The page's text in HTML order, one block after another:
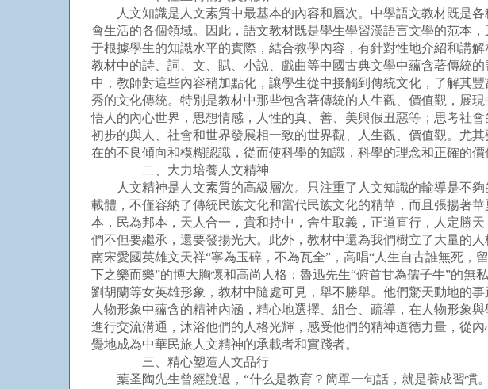
人文知識是人文素質中最基本的內容和層次。中學語文教材既是各
會生活的各個領域。因此，語文教材既是學生學習漢語言文學的范本
于根據學生的知識水平的實際，結合教學內容，有針對性地介紹和講
教材中的詩、詞、文、賦、小說、戲曲等中國古典文學中蘊含著傳統
中，教師對這些內容稍加點化，讓學生從中接觸到傳統文化，了解其
秀的文化傳統。特別是教材中那些包含著傳統的人生觀、價值觀，展
悟人的內心世界，思想情感，人性的真、善、美與假丑惡等；思考社
初步的與人、社會和世界發展相一致的世界觀、人生觀、價值觀。尤
在的不良傾向和模糊認識，從而使科學的知識，科學的理念和正確的
二、大力培養人文精神
人文精神是人文素質的高級層次。只注重了人文知識的輸導是不夠
載體，不僅容納了傳統民族文化和當代民族文化的精華，而且張揚著
本，民為邦本，天人合一，貴和持中，舍生取義，正道直行，人定勝
們不但要繼承，還要發揚光大。此外，教材中還為我們樹立了大量的
南宋愛國英雄文天祥“寧為玉碎，不為瓦全”，高唱“人生自古誰無死
下之樂而樂”的博大胸懷和高尚人格；魯迅先生“俯首甘為孺子牛”的無
劉胡蘭等女英雄形象，教材中隨處可見，舉不勝舉。他們驚天動地的
人物形象中蘊含的精神內涵，精心地選擇、組合、疏導，在人物形象
進行交流溝通，沐浴他們的人格光輝，感受他們的精神道德力量，從
覺地成為中華民旅人文精神的承載者和實踐者。
三、精心塑造人文品行
葉圣陶先生曾經說過，“什么是教育？簡單一句話，就是養成習慣